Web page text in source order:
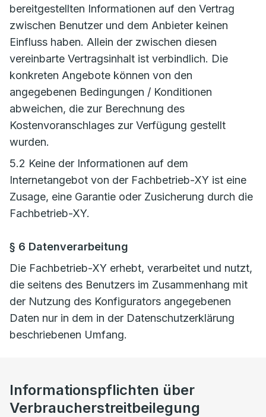
bereitgestellten Informationen auf den Vertrag
zwischen Benutzer und dem Anbieter keinen
Einfluss haben. Allein der zwischen diesen
vereinbarte Vertragsinhalt ist verbindlich. Die
konkreten Angebote können von den
angegebenen Bedingungen / Konditionen
abweichen, die zur Berechnung des
Kostenvoranschlages zur Verfügung gestellt
wurden.
5.2 Keine der Informationen auf dem
Internetangebot von der Fachbetrieb-XY ist eine
Zusage, eine Garantie oder Zusicherung durch die
Fachbetrieb-XY.
§ 6 Datenverarbeitung
Die Fachbetrieb-XY erhebt, verarbeitet und nutzt,
die seitens des Benutzers im Zusammenhang mit
der Nutzung des Konfigurators angegebenen
Daten nur in dem in der Datenschutzerklärung
beschriebenen Umfang.
Informationspflichten über
Verbraucherstreitbeilegung